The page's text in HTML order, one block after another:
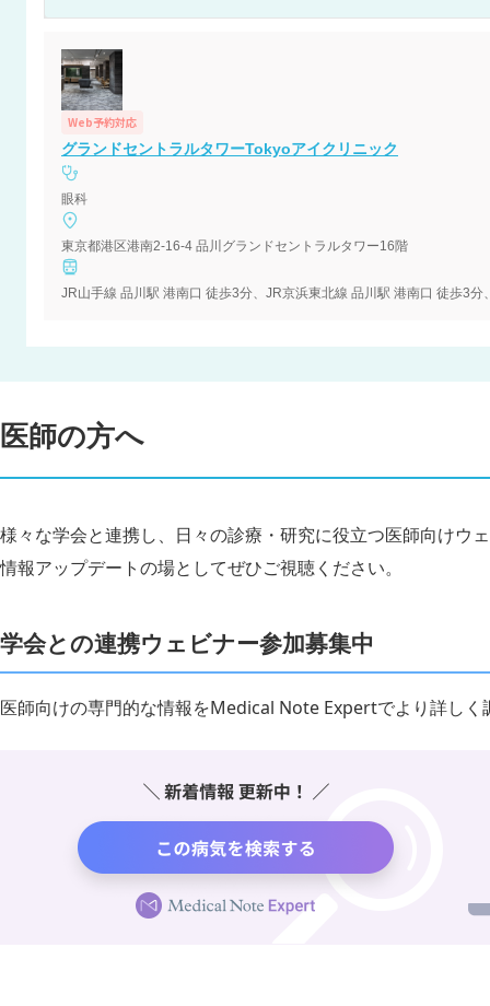
Web予約対応
グランドセントラルタワーTokyoアイクリニック
眼科
東京都港区港南2-16-4 品川グランドセントラルタワー16階
医師の方へ
様々な学会と連携し、日々の診療・研究に役立つ医師向けウ
情報アップデートの場としてぜひご視聴ください。
学会との連携ウェビナー参加募集中
医師向けの専門的な情報をMedical Note Expertでより詳しく